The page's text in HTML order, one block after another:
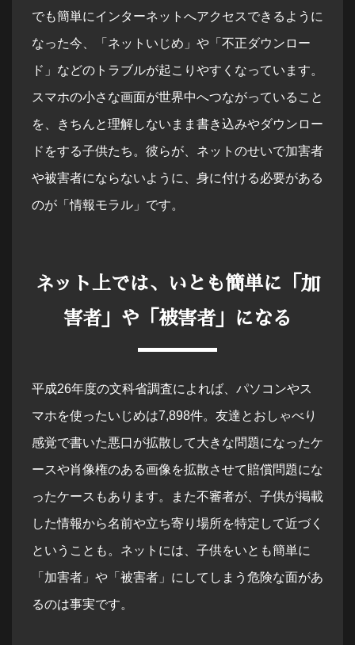
でも簡単にインターネットへアクセスできるように
なった今、「ネットいじめ」や「不正ダウンロー
ド」などのトラブルが起こりやすくなっています。
スマホの小さな画面が世界中へつながっていること
を、きちんと理解しないまま書き込みやダウンロー
ドをする子供たち。彼らが、ネットのせいで加害者
や被害者にならないように、身に付ける必要がある
のが「情報モラル」です。
ネット上では、いとも簡単に「加
害者」や「被害者」になる
平成26年度の文科省調査によれば、パソコンやス
マホを使ったいじめは7,898件。友達とおしゃべり
感覚で書いた悪口が拡散して大きな問題になったケ
ースや肖像権のある画像を拡散させて賠償問題にな
ったケースもあります。また不審者が、子供が掲載
した情報から名前や立ち寄り場所を特定して近づく
ということも。ネットには、子供をいとも簡単に
「加害者」や「被害者」にしてしまう危険な面があ
るのは事実です。